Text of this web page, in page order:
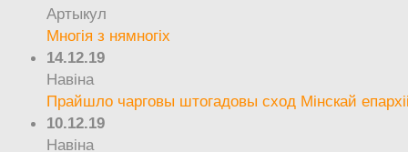
Артыкул
Многія з нямногіх
14.12.19
Навіна
Прайшло чарговы штогадовы сход Мінскай
10.12.19
Навіна